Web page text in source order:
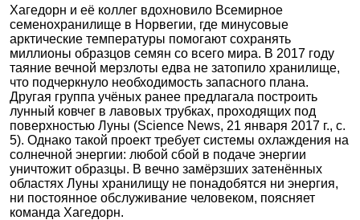
Хагедорн и её коллег вдохновило Всемирное
семенохранилище в Норвегии, где минусовые
арктические температуры помогают сохранять
миллионы образцов семян со всего мира. В 2017 году
таяние вечной мерзлоты едва не затопило хранилище,
что подчеркнуло необходимость запасного плана.
Другая группа учёных ранее предлагала построить
лунный ковчег в лавовых трубках, проходящих под
поверхностью Луны (Science News, 21 января 2017 г., с.
5). Однако такой проект требует системы охлаждения на
солнечной энергии: любой сбой в подаче энергии
уничтожит образцы. В вечно замёрзших затенённых
областях Луны хранилищу не понадобятся ни энергия,
ни постоянное обслуживание человеком, поясняет
команда Хагедорн.